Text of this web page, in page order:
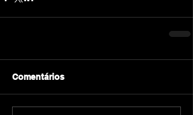
Comentários